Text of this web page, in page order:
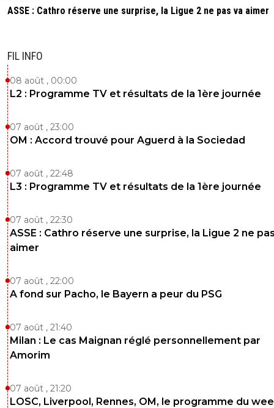
ASSE : Cathro réserve une surprise, la Ligue 2 ne pas va aimer
FIL INFO
08 août , 00:00
L2 : Programme TV et résultats de la 1ère journée
07 août , 23:00
OM : Accord trouvé pour Aguerd à la Sociedad
07 août , 22:48
L3 : Programme TV et résultats de la 1ère journée
07 août , 22:30
ASSE : Cathro réserve une surprise, la Ligue 2 ne
aimer
07 août , 22:00
A fond sur Pacho, le Bayern a peur du PSG
07 août , 21:40
Milan : Le cas Maignan réglé personnellement par
Amorim
07 août , 21:20
LOSC, Liverpool, Rennes, OM, le programme du